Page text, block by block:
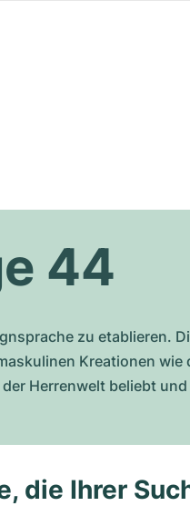
44
zu etablieren.
Kreationen wie
Herrenwelt beliebt
die Ihrer